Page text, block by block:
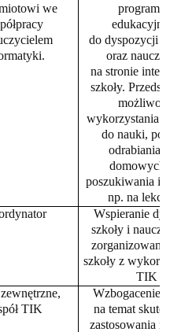
we
do dyspozycji
oraz
na stronie
szkoły.
wykorzystania
do nauki,
odrabiania
domowych
poszukiwania
np. na
Wspieranie
szkoły i
szkoły z
TIK
ół TIK
Wzbogacenie
na temat
zastosowania